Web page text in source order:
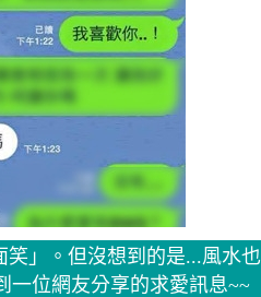
」。但沒想到的是...風水也
一位網友分享的求愛訊息~~